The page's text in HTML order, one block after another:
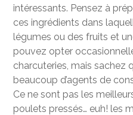
intéressants. Pensez à
ces ingrédients dans
légumes ou des fruits et
pouvez opter
charcuteries, mais sachez
beaucoup d’agents de
Ce ne sont pas les
poulets pressés… euh! les